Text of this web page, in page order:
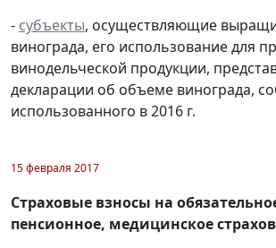
- субъекты, осуществляющие
винограда, его использование для
винодельческой продукции,
декларации об объеме винограда,
использованного в 2016 г.
15 февраля 2017
Страховые взносы на
пенсионное, медицинское